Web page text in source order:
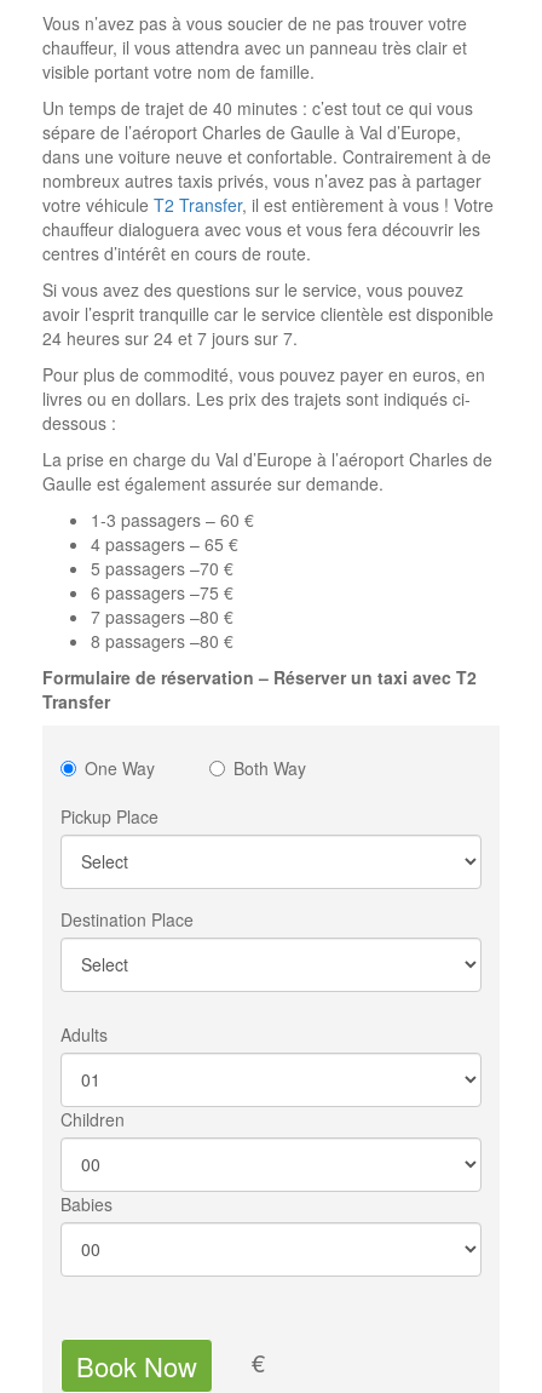
Vous n’avez pas à vous soucier de ne pas trouver votre
chauffeur, il vous attendra avec un panneau très clair et
visible portant votre nom de famille.
Un temps de trajet de 40 minutes : c’est tout ce qui vous
sépare de l’aéroport Charles de Gaulle à Val d’Europe,
dans une voiture neuve et confortable. Contrairement à de
nombreux autres taxis privés, vous n’avez pas à partager
votre véhicule T2 Transfer, il est entièrement à vous ! Votre
chauffeur dialoguera avec vous et vous fera découvrir les
centres d’intérêt en cours de route.
Si vous avez des questions sur le service, vous pouvez
avoir l’esprit tranquille car le service clientèle est disponible
24 heures sur 24 et 7 jours sur 7.
Pour plus de commodité, vous pouvez payer en euros, en
livres ou en dollars. Les prix des trajets sont indiqués ci-
dessous :
La prise en charge du Val d’Europe à l’aéroport Charles de
Gaulle est également assurée sur demande.
1-3 passagers – 60 €
4 passagers – 65 €
5 passagers –70 €
6 passagers –75 €
7 passagers –80 €
8 passagers –80 €
Formulaire de réservation – Réserver un taxi avec T2
Transfer
One Way
Both Way
Pickup Place
Destination Place
Adults
Children
Babies
€